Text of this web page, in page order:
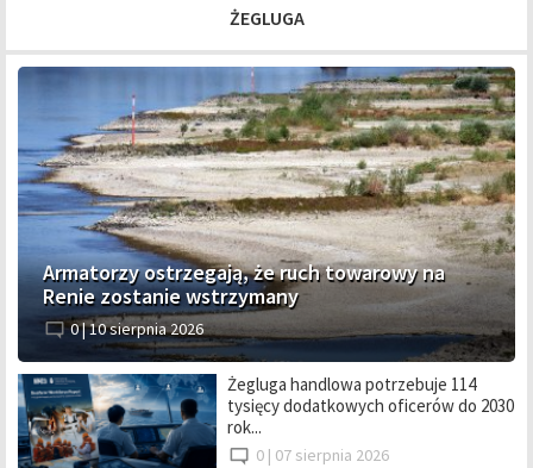
ŻEGLUGA
Armatorzy ostrzegają, że ruch towarowy na
Renie zostanie wstrzymany
0 |10 sierpnia 2026
Żegluga handlowa potrzebuje 114
tysięcy dodatkowych oficerów do 2030
rok...
0 | 07 sierpnia 2026